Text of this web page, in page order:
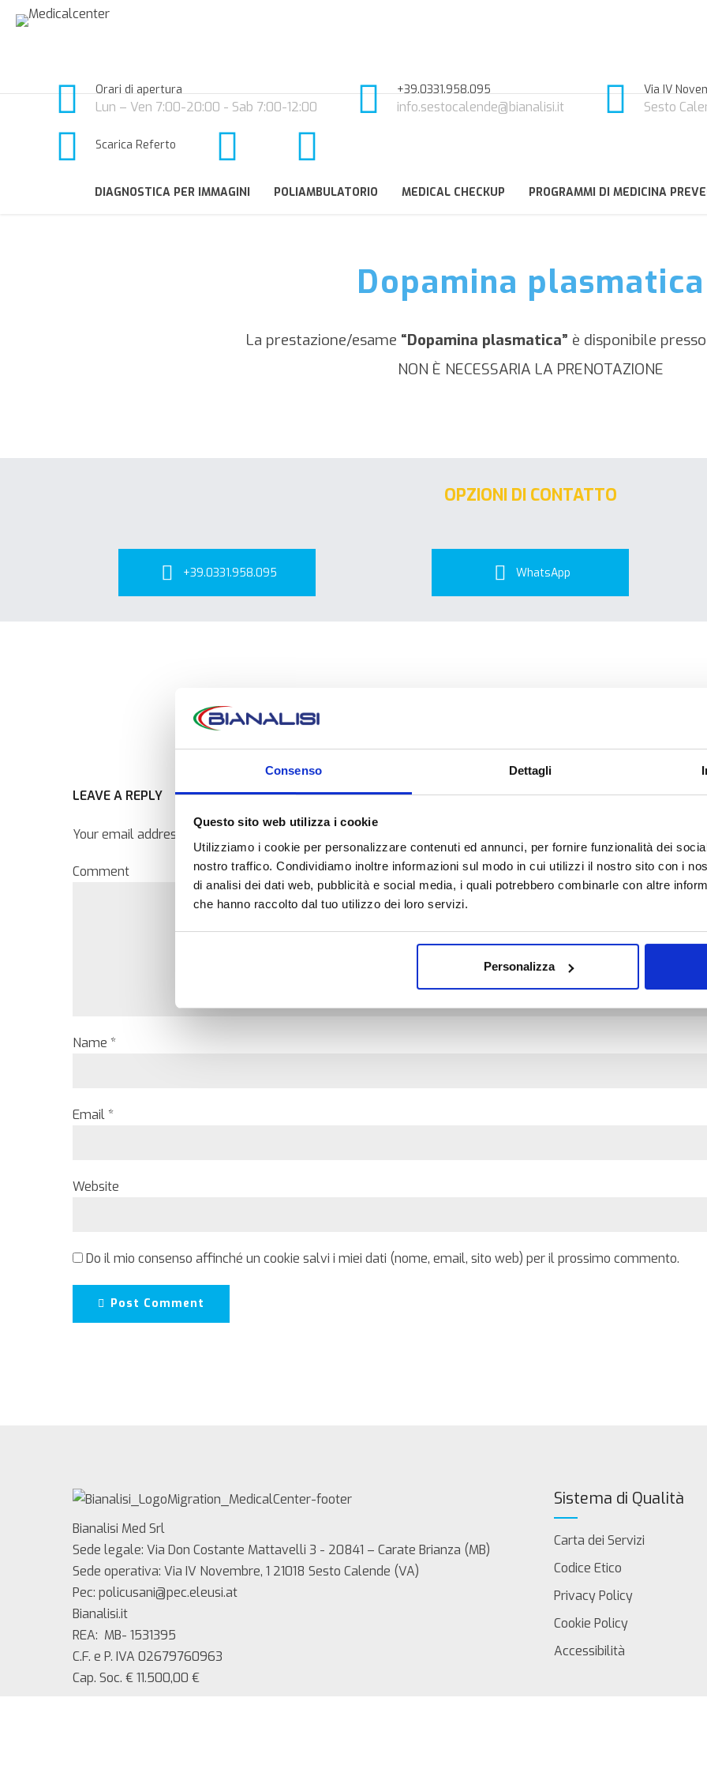
Consenso Dettagli
Questo sito web utilizza i cookie
Utilizziamo i cookie per personalizzare contenuti ed annunci, per fornire funzionalità dei
nostro traffico. Condividiamo inoltre informazioni sul modo in cui utilizzi il nostro sito con i
di analisi dei dati web, pubblicità e social media, i quali potrebbero combinarle con altre
che hanno raccolto dal tuo utilizzo dei loro servizi.
Personalizza
Orari di apertura
Lun – Ven 7:00-20:00 - Sab 7:00-12:00
+39.0331.958.095
info.sestocalende@bianalisi.it
Via IV
Sesto
Scarica Referto
DIAGNOSTICA PER IMMAGINI POLIAMBULATORIO MEDICAL CHECKUP PROGRAMMI DI MEDICINA
Dopamina plasmatica
La prestazione/esame “Dopamina plasmatica” è disponibile
NON È NECESSARIA LA PRENOTAZIONE
OPZIONI DI CONTATTO
+39.0331.958.095 WhatsApp
LEAVE A REPLY
Your email address will not be published. Required fields are marked *
Comment
Name *
Email *
Website
Do il mio consenso affinché un cookie salvi i miei dati (nome, email, sito web) per il prossimo commento.
Post Comment
Bianalisi Med Srl
Sede legale: Via Don Costante Mattavelli 3 - 20841 – Carate Brianza (MB)
Sede operativa: Via IV Novembre, 1 21018 Sesto Calende (VA)
Pec: policusani@pec.eleusi.at
Bianalisi.it
REA: MB- 1531395
C.F. e P. IVA 02679760963
Cap. Soc. € 11.500,00 €
Sistema di Qualità
Carta dei Servizi
Codice Etico
Privacy Policy
Cookie Policy
Accessibilità